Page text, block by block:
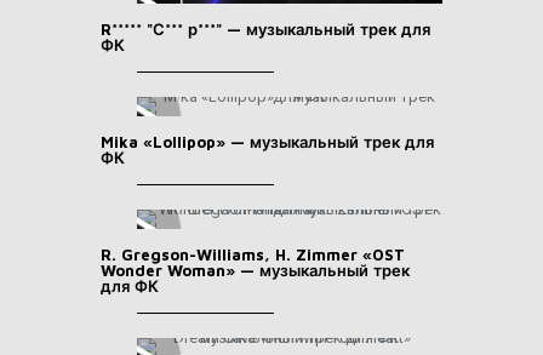
R***** "С*** р***" — музыкальный трек для
ФК
Mika «Lollipop» — музыкальный трек для
ФК
R. Gregson-Williams, H. Zimmer «OST
Wonder Woman» — музыкальный трек
для ФК